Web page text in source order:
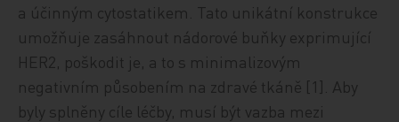
a účinným cytostatikem. Tato unikátní konstrukce
umožňuje zasáhnout nádorové buňky exprimující
HER2, poškodit je, a to s minimalizovým
negativním působením na zdravé tkáně [1]. Aby
byly splněny cíle léčby, musí být vazba mezi